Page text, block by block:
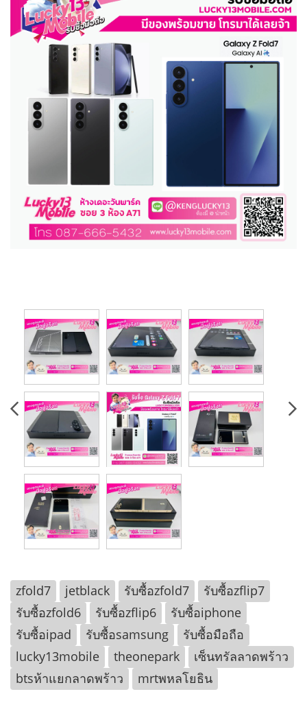
zfold7 jetblack รับซื้อzfold7
รับซื้อzflip7
รับซื้อzfold6
รับซื้อzflip6
รับซื้อiphone
รับซื้อipad
รับซื้อsamsung
รับซื้อมือถือ
lucky13mobile
theonepark
เซ็นทรัลลาดพร้าว
btsห้าแยกลาดพร้าว
mrtพหลโยธิน